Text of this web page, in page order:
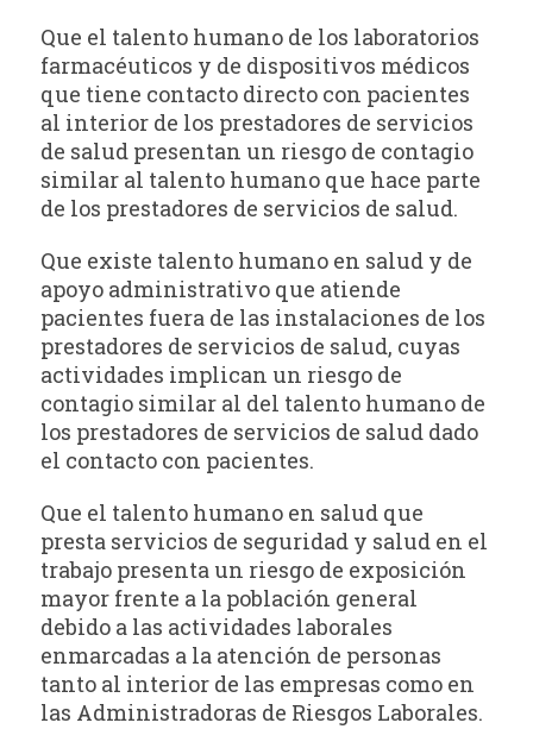
Que el talento humano de los laboratorios
farmacéuticos y de dispositivos médicos
que tiene contacto directo con pacientes
al interior de los prestadores de servicios
de salud presentan un riesgo de contagio
similar al talento humano que hace parte
de los prestadores de servicios de salud.
Que existe talento humano en salud y de
apoyo administrativo que atiende
pacientes fuera de las instalaciones de los
prestadores de servicios de salud, cuyas
actividades implican un riesgo de
contagio similar al del talento humano de
los prestadores de servicios de salud dado
el contacto con pacientes.
Que el talento humano en salud que
presta servicios de seguridad y salud en el
trabajo presenta un riesgo de exposición
mayor frente a la población general
debido a las actividades laborales
enmarcadas a la atención de personas
tanto al interior de las empresas como en
las Administradoras de Riesgos Laborales.